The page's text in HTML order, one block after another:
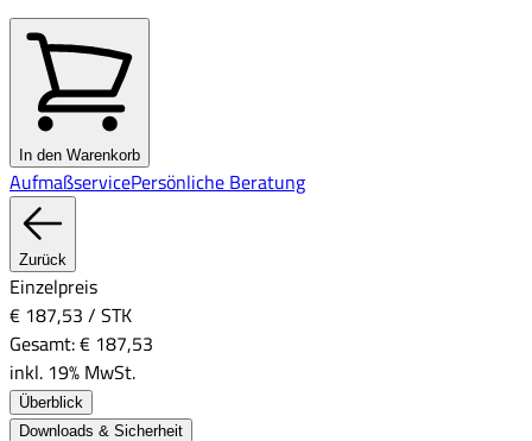
In den Warenkorb
AufmaßservicePersönliche Beratung
Zurück
Einzelpreis
€ 187,53 / STK
Gesamt:€ 187,53
inkl. 19% MwSt.
Überblick
Downloads & Sicherheit